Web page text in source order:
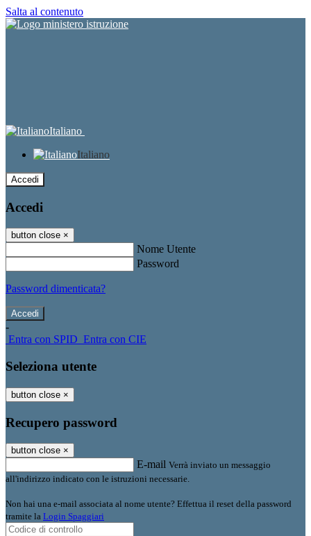
Salta al contenuto
Italiano
Italiano
Accedi
Accedi
button close ×
Nome Utente
Password
Password dimenticata?
-
Entra con SPID Entra con CIE
Seleziona utente
button close ×
Recupero password
button close ×
E-mail Verrà inviato un messaggio
all'indirizzo indicato con le istruzioni necessarie.
Non hai una e-mail associata al nome utente? Effettua il reset della password
tramite la Login Spaggiari